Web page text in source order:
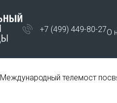
О
+7 (499) 449-80-27
Международный телемост